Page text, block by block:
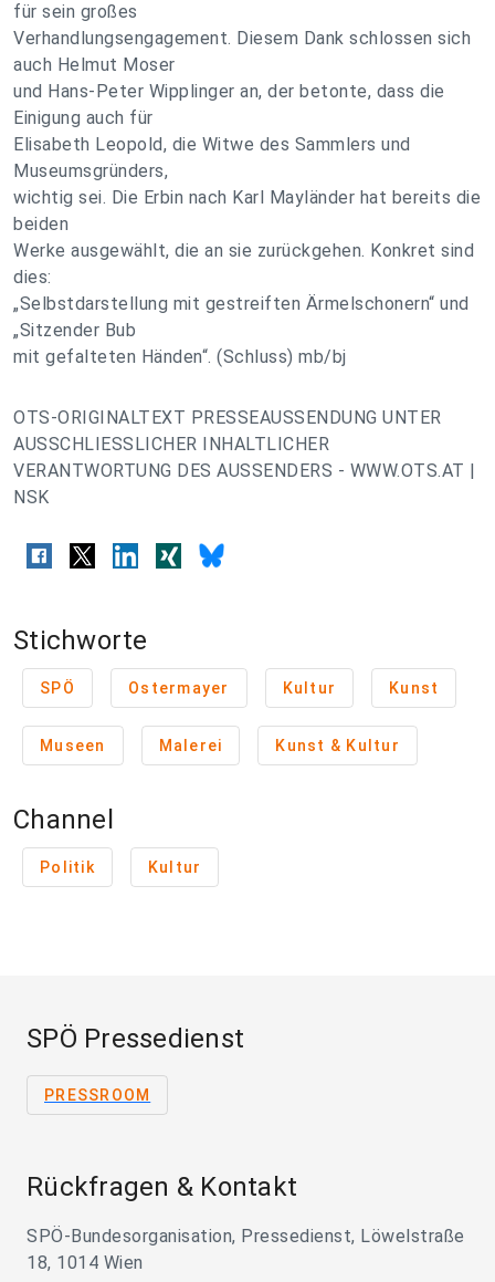
für sein großes
Verhandlungsengagement. Diesem Dank schlossen sich
auch Helmut Moser
und Hans-Peter Wipplinger an, der betonte, dass die
Einigung auch für
Elisabeth Leopold, die Witwe des Sammlers und
Museumsgründers,
wichtig sei. Die Erbin nach Karl Mayländer hat bereits die
beiden
Werke ausgewählt, die an sie zurückgehen. Konkret sind
dies:
„Selbstdarstellung mit gestreiften Ärmelschonern“ und
„Sitzender Bub
mit gefalteten Händen“. (Schluss) mb/bj
OTS-ORIGINALTEXT PRESSEAUSSENDUNG UNTER
AUSSCHLIESSLICHER INHALTLICHER
VERANTWORTUNG DES AUSSENDERS - WWW.OTS.AT |
NSK
Stichworte
SPÖ Ostermayer Kultur Kunst
Museen Malerei Kunst & Kultur
Channel
Politik Kultur
SPÖ Pressedienst
PRESSROOM
Rückfragen & Kontakt
SPÖ-Bundesorganisation, Pressedienst, Löwelstraße
18, 1014 Wien